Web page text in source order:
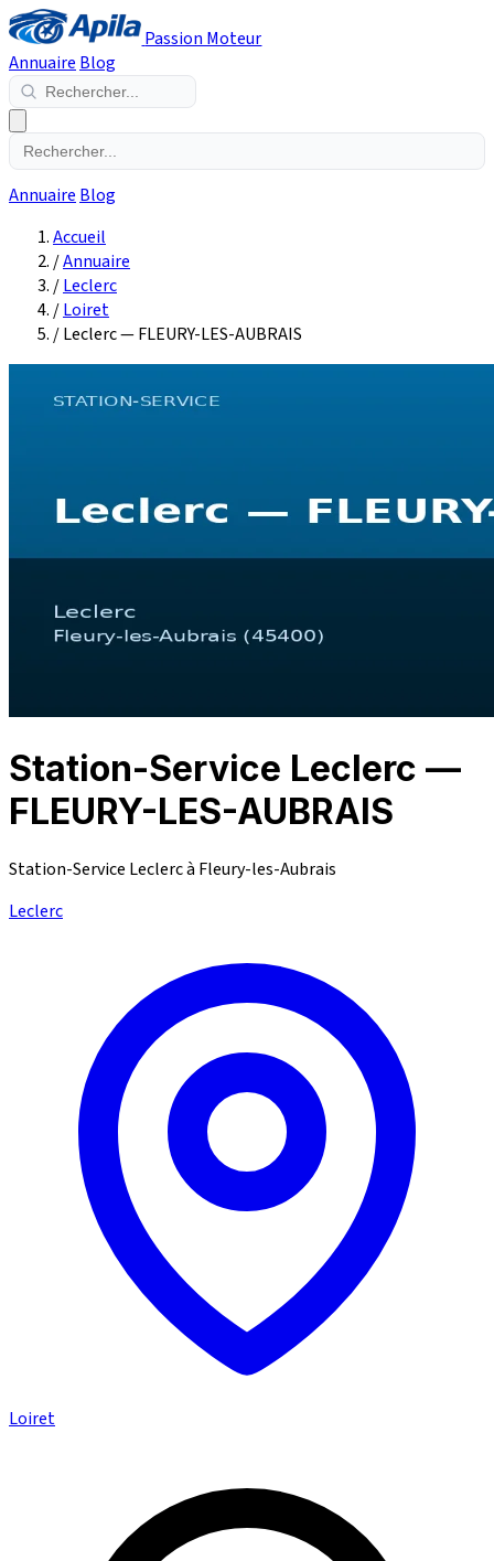
Passion Moteur
Annuaire Blog
Annuaire Blog
Accueil
/Annuaire
/Leclerc
/Loiret
/Leclerc — FLEURY-LES-AUBRAIS
Station-Service Leclerc —
FLEURY-LES-AUBRAIS
Station-Service Leclerc à Fleury-les-Aubrais
Leclerc
Loiret